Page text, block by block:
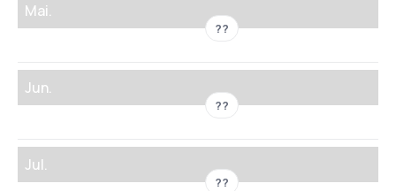
Mai.
??
Jun.
??
Jul.
??